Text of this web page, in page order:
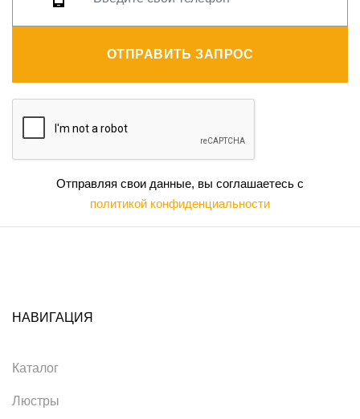
ОТПРАВИТЬ ЗАПРОС
Отправляя свои данные, вы соглашаетесь с
политикой конфиденциальности
НАВИГАЦИЯ
Каталог
Люстры